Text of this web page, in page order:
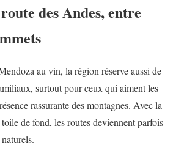
des Andes, entre
au vin, la région réserve aussi de
surtout pour ceux qui aiment les
rassurante des montagnes. Avec la
de fond, les routes deviennent parfois